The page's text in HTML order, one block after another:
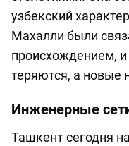
узбекский
Махалли были
происхождением, и
теряются, а новые
Инженерные
Ташкент сегодня